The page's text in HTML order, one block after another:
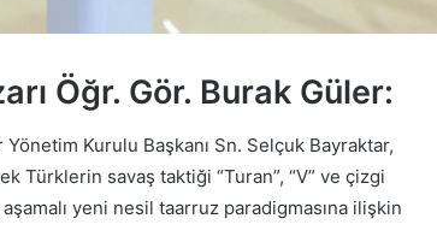
Öğr. Gör. Burak Güler:
Kurulu Başkanı Sn. Selçuk Bayraktar,
Türklerin savaş taktiği “Turan”, “V” ve çizgi
yeni nesil taarruz paradigmasına ilişkin